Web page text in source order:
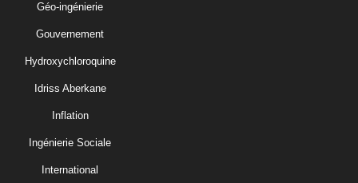
Géo-ingénierie
Gouvernement
Hydroxychloroquine
Idriss Aberkane
Inflation
Ingénierie Sociale
International